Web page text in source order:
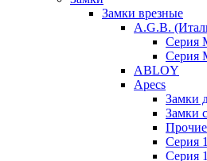
Замки врезные
A.G.B.
Серия
Серия
ABLOY
Apecs
Замки
Замки
Серия
Серия